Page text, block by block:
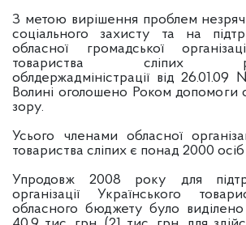
З метою вирішення проблем
соціального захисту та на
обласної громадської
товариства сліпих
облдержадміністрації від
Волині оголошено Роком допомоги
зору.
Усього членами обласної
товариства сліпих є понад 2000
Упродовж 2008 року для
організації Українського
обласного бюджету було